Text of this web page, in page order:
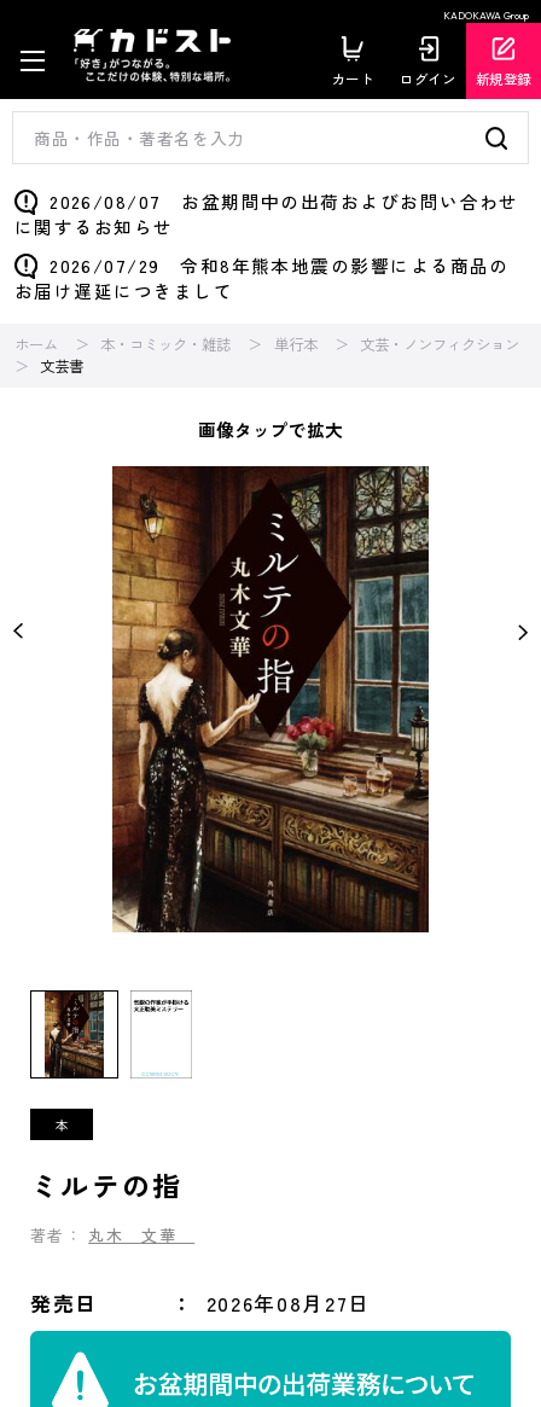
KADOKAWA Group
カート ログイン 新規登録
2026/08/07 お盆期間中の出荷およびお問い合わせ
に関するお知らせ
2026/07/29 令和8年熊本地震の影響による商品の
お届け遅延につきまして
ホーム 本・コミック・雑誌 単行本
文芸・ノンフィクション
文芸書
画像タップで拡大
ミルテの指
著者： 丸木 文華
発売日 2026年08月27日